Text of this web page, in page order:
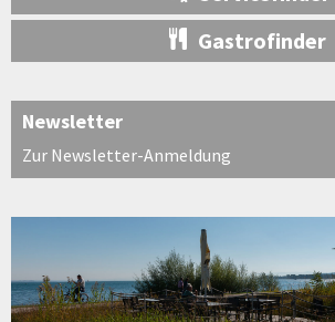
Gastrofinder
Newsletter
Zur Newsletter-Anmeldung